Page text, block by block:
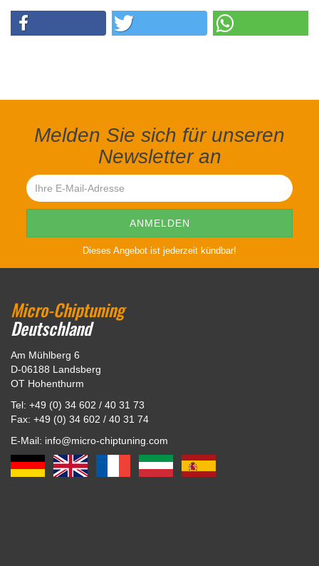
Melden Sie sich für unseren
Newsletter an
Dieses Angebot ist jederzeit kündbar!
Micro-Chiptuning
Deutschland
Am Mühlberg 6
D-06188 Landsberg
OT Hohenthurm
Tel: +49 (0) 34 602 / 40 31 73
Fax: +49 (0) 34 602 / 40 31 74
E-Mail: info@micro-chiptuning.com